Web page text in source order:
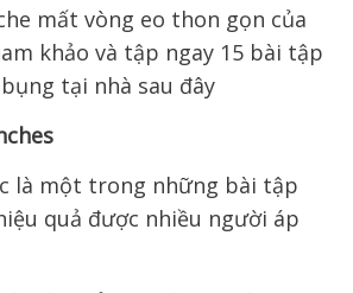
là một trong những bài tập
quả được nhiều người áp